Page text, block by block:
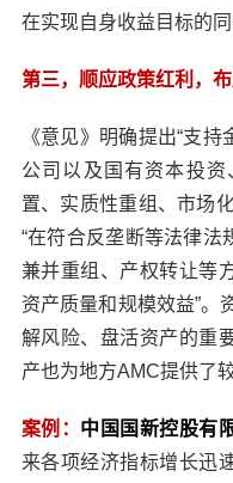
在实现自身收益目标的
第三，顺应政策红利，布
《意见》明确提出“支
公司以及国有资本投
置、实质性重组、市场
“在符合反垄断等法律法
兼并重组、产权转让等
资产质量和规模效益”。
解风险、盘活资产的重
产也为地方AMC提供了
案例： 中国国新控股有
来各项经济指标增长迅